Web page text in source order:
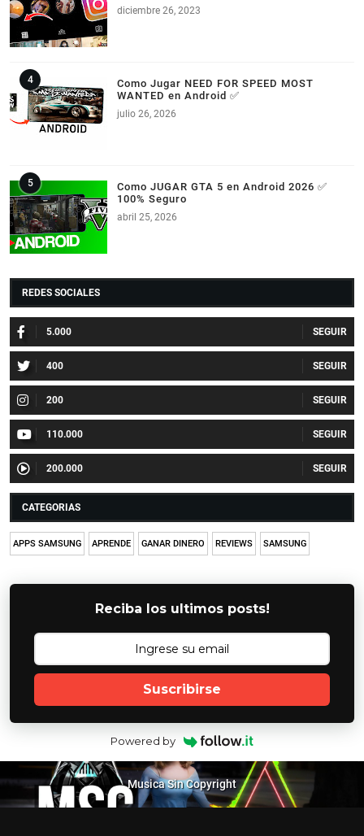
diciembre 26, 2023
Como Jugar NEED FOR SPEED MOST
WANTED en Android ✅
julio 26, 2026
Como JUGAR GTA 5 en Android 2026 ✅
100% Seguro
abril 25, 2026
REDES SOCIALES
5.000
400
200
110.000
200.000
CATEGORIAS
APPS SAMSUNG APRENDE GANAR DINERO REVIEWS SAMSUNG
Reciba los ultimos posts!
Suscribirse
Powered by
Musica Sin Copyright